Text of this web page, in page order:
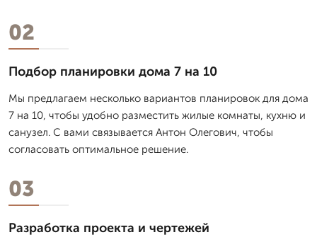
02
Подбор планировки дома 7 на 10
Мы предлагаем несколько вариантов планировок для дома
7 на 10, чтобы удобно разместить жилые комнаты, кухню и
санузел. С вами связывается Антон Олегович, чтобы
согласовать оптимальное решение.
03
Разработка проекта и чертежей